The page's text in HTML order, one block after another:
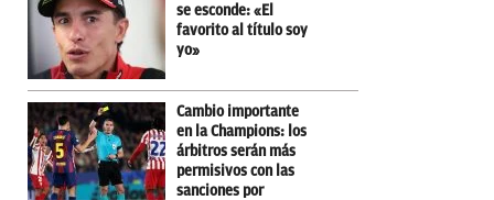
se esconde: «El
favorito al título soy
yo»
Cambio importante
en la Champions: los
árbitros serán más
permisivos con las
sanciones por